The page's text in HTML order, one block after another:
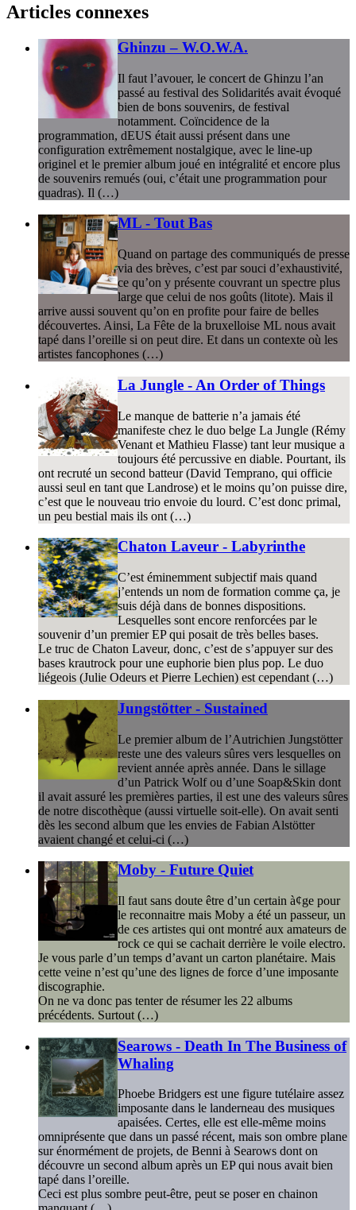
Articles connexes
Ghinzu – W.O.W.A.
Il faut l’avouer, le concert de Ghinzu l’an
passé au festival des Solidarités avait évoqué
bien de bons souvenirs, de festival
notamment. Coïncidence de la
programmation, dEUS était aussi présent dans une
configuration extrêmement nostalgique, avec le line-up
originel et le premier album joué en intégralité et encore plus
de souvenirs remués (oui, c’était une programmation pour
quadras). Il (…)
ML - Tout Bas
Quand on partage des communiqués de presse
via des brèves, c’est par souci d’exhaustivité,
ce qu’on y présente couvrant un spectre plus
large que celui de nos goûts (litote). Mais il
arrive aussi souvent qu’on en profite pour faire de belles
découvertes. Ainsi, La Fête de la bruxelloise ML nous avait
tapé dans l’oreille si on peut dire. Et dans un contexte où les
artistes fancophones (…)
La Jungle - An Order of Things
Le manque de batterie n’a jamais été
manifeste chez le duo belge La Jungle (Rémy
Venant et Mathieu Flasse) tant leur musique a
toujours été percussive en diable. Pourtant, ils
ont recruté un second batteur (David Temprano, qui officie
aussi seul en tant que Landrose) et le moins qu’on puisse dire,
c’est que le nouveau trio envoie du lourd. C’est donc primal,
un peu bestial mais ils ont (…)
Chaton Laveur - Labyrinthe
C’est éminemment subjectif mais quand
j’entends un nom de formation comme ça, je
suis déjà dans de bonnes dispositions.
Lesquelles sont encore renforcées par le
souvenir d’un premier EP qui posait de très belles bases.
Le truc de Chaton Laveur, donc, c’est de s’appuyer sur des
bases krautrock pour une euphorie bien plus pop. Le duo
liégeois (Julie Odeurs et Pierre Lechien) est cependant (…)
Jungstötter - Sustained
Le premier album de l’Autrichien Jungstötter
reste une des valeurs sûres vers lesquelles on
revient année après année. Dans le sillage
d’un Patrick Wolf ou d’une Soap&Skin dont
il avait assuré les premières parties, il est une des valeurs sûres
de notre discothèque (aussi virtuelle soit-elle). On avait senti
dès les second album que les envies de Fabian Alstötter
avaient changé et celui-ci (…)
Moby - Future Quiet
Il faut sans doute être d’un certain à¢ge pour
le reconnaitre mais Moby a été un passeur, un
de ces artistes qui ont montré aux amateurs de
rock ce qui se cachait derrière le voile electro.
Je vous parle d’un temps d’avant un carton planétaire. Mais
cette veine n’est qu’une des lignes de force d’une imposante
discographie.
On ne va donc pas tenter de résumer les 22 albums
précédents. Surtout (…)
Searows - Death In The Business of
Whaling
Phoebe Bridgers est une figure tutélaire assez
imposante dans le landerneau des musiques
apaisées. Certes, elle est elle-même moins
omniprésente que dans un passé récent, mais son ombre plane
sur énormément de projets, de Benni à Searows dont on
découvre un second album après un EP qui nous avait bien
tapé dans l’oreille.
Ceci est plus sombre peut-être, peut se poser en chainon